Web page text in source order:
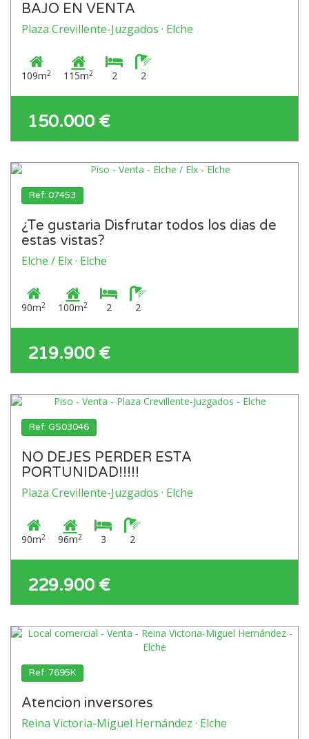
BAJO EN VENTA
Plaza Crevillente-Juzgados · Elche
109m2 115m2 2 2
150.000 €
Ref: 07453
¿Te gustaria Disfrutar todos los dias de
estas vistas?
Elche / Elx · Elche
90m2 100m2 2 2
219.900 €
Ref: GS03046
NO DEJES PERDER ESTA
PORTUNIDAD!!!!!
Plaza Crevillente-Juzgados · Elche
90m2 96m2 3 2
229.900 €
Ref: 7695K
Atencion inversores
Reina Victoria-Miguel Hernández · Elche